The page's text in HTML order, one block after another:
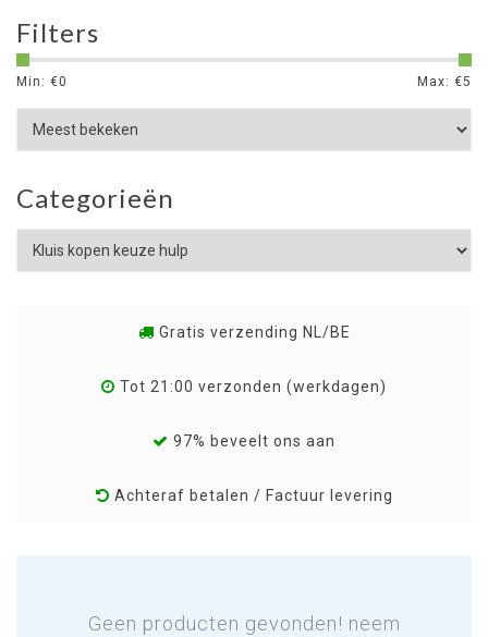
Filters
Min: €0 Max: €5
Categorieën
Gratis verzending NL/BE
Tot 21:00 verzonden (werkdagen)
97% beveelt ons aan
Achteraf betalen / Factuur levering
Geen producten gevonden! neem